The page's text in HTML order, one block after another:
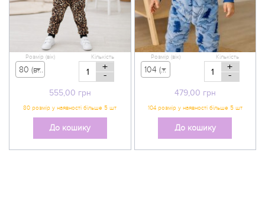
555,00 грн
Розмір (вік)
80 (вік 9-12 міс) - 555,00 грн
Кількість
+
-
До кошику
479,00 грн
Розмір (вік)
104 (вік 3-4 р) - 479,00 грн
Кількість
+
-
До кошику